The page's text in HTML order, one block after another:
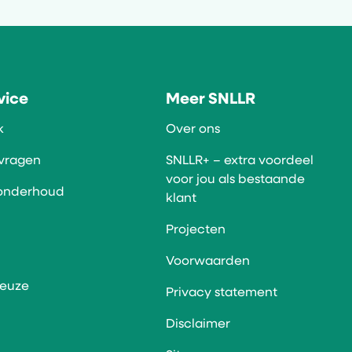
Meer SNLLR
Over ons
SNLLR+ – extra voordeel
voor jou als bestaande
klant
Projecten
Voorwaarden
Privacy statement
Disclaimer